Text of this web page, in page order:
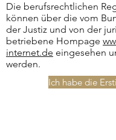
Die berufsrechtlichen
können über die vom
der Justiz und von der
betriebene Hompage
internet.de eingesehen
werden.
Ich habe die